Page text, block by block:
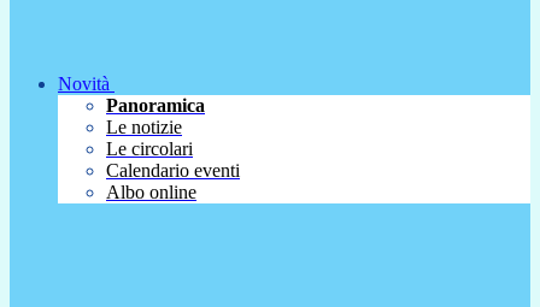
Novità
Panoramica
Le notizie
Le circolari
Calendario eventi
Albo online